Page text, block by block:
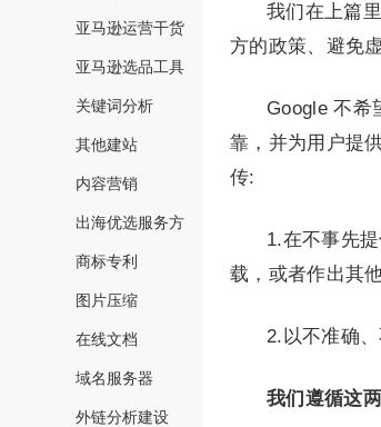
亚马逊运营干货
亚马逊选品工具
关键词分析
其他建站
内容营销
出海优选服务方
商标专利
图片压缩
在线文档
域名服务器
外链分析建设
我们在上篇
方的政策、避免
Google 不希
靠，并为用户提
传:
1.在不事先
载，或者作出其他
2.以不准确
我们遵循这